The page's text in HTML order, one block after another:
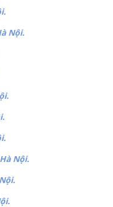
Nội.
Nội.